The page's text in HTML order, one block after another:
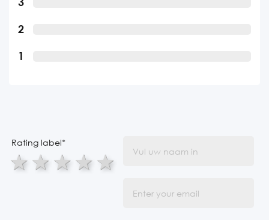
2
1
Rating label*
5 stars
4 stars
3 stars
2 stars
1 star